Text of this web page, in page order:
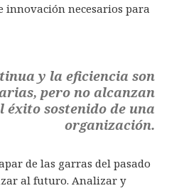
innovación necesarios para
y la eficiencia son
pero no alcanzan
sostenido de una
organización.
de las garras del pasado
al futuro. Analizar y